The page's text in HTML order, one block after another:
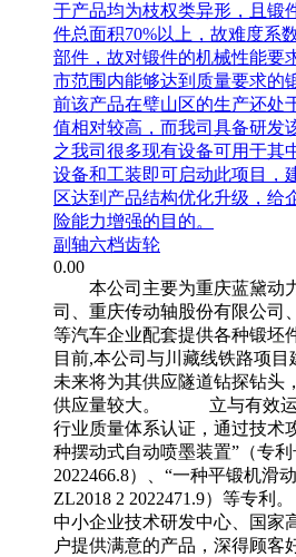
于产品均为枝权类异形，且锻
件总面积70%以上，故难度系
部件，故对锻件的机械性能要
市范围内能够达到质量要求的
前该产品在璧山区的生产还处
值相对较高，而我司具备研发
之我司很多现有设备可用于其
设备和工装即可启动此项目，
区达到产品结构优化升级，给
险能力增强的目的。
副轴六档齿轮
0.00
本公司主要为重庆蓝黛动
司、重庆传动轴股份有限公司
等汽车企业配套提供各种锻坯
目前,本公司与川藏线铁路项
未来将为其供应隧道钻探钻头
供应量较大。 立与有效运
行业质量体系认证，通过技术
种摆动式自动喷墨装置”（专利
2022466.8）、“一种平锻机滑
ZL2018 2 2022471.9）等专利
中小企业技术研发中心、国家
户提供满意的产品，深得